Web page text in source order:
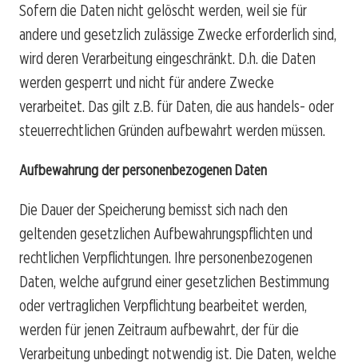
Sofern die Daten nicht gelöscht werden, weil sie für
andere und gesetzlich zulässige Zwecke erforderlich sind,
wird deren Verarbeitung eingeschränkt. D.h. die Daten
werden gesperrt und nicht für andere Zwecke
verarbeitet. Das gilt z.B. für Daten, die aus handels- oder
steuerrechtlichen Gründen aufbewahrt werden müssen.
Aufbewahrung der personenbezogenen Daten
Die Dauer der Speicherung bemisst sich nach den
geltenden gesetzlichen Aufbewahrungspflichten und
rechtlichen Verpflichtungen. Ihre personenbezogenen
Daten, welche aufgrund einer gesetzlichen Bestimmung
oder vertraglichen Verpflichtung bearbeitet werden,
werden für jenen Zeitraum aufbewahrt, der für die
Verarbeitung unbedingt notwendig ist. Die Daten, welche